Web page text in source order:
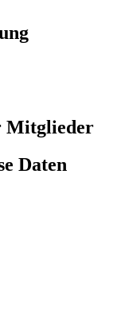
Mitglieder
Daten